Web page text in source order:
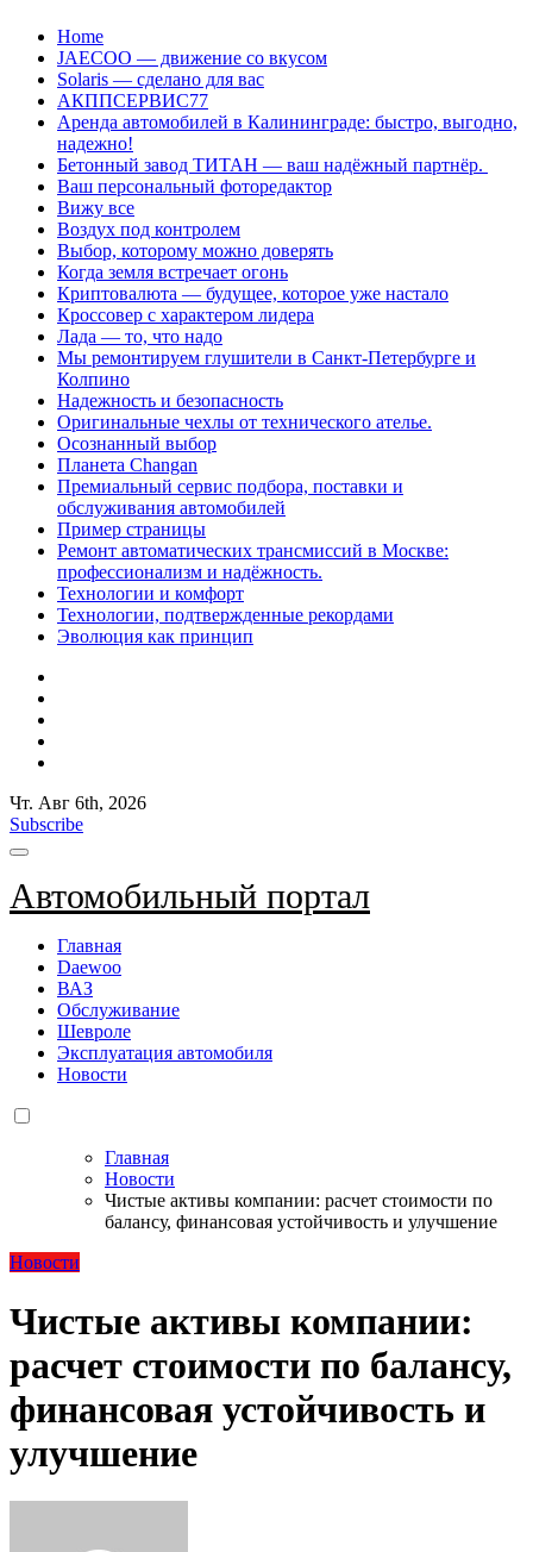
Перейти
содержанию
Home
JAECOO — движение со вкусом
Solaris — сделано для вас
АКППСЕРВИС77
Аренда автомобилей в Калининграде: быстро, выгодно,
надежно!
Бетонный завод ТИТАН — ваш надёжный партнёр.
Ваш персональный фоторедактор
Вижу все
Воздух под контролем
Выбор, которому можно доверять
Когда земля встречает огонь
Криптовалюта — будущее, которое уже настало
Кроссовер с характером лидера
Лада — то, что надо
Мы ремонтируем глушители в Санкт-Петербурге и
Колпино
Надежность и безопасность
Оригинальные чехлы от технического ателье.
Осознанный выбор
Планета Changan
Премиальный сервис подбора, поставки и
обслуживания автомобилей
Пример страницы
Ремонт автоматических трансмиссий в Москве:
профессионализм и надёжность.
Технологии и комфорт
Технологии, подтвержденные рекордами
Эволюция как принцип
Чт. Авг 6th, 2026
Subscribe
Автомобильный портал
Главная
Daewoo
ВАЗ
Обслуживание
Шевроле
Эксплуатация автомобиля
Новости
Главная
Новости
Чистые активы компании: расчет стоимости по
балансу, финансовая устойчивость и улучшение
Новости
Чистые активы компании:
расчет стоимости по балансу,
финансовая устойчивость и
улучшение